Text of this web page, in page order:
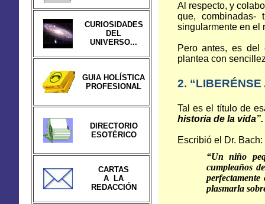
CURIOSIDADES
DEL
UNIVERSO...
GUIA HOLÍSTICA
PROFESIONAL
DIRECTORIO
ESOTÉRICO
CARTAS
A LA
REDACCIÓN
Al respecto, y
que, combinadas-
singularmente en el
Pero antes, es del
plantea con
2. “LIBERÉNSE
Tal es el título de
historia de la vida”.
Escribió el Dr. Bach:
“Un niño
cumpleaños
plasmarla